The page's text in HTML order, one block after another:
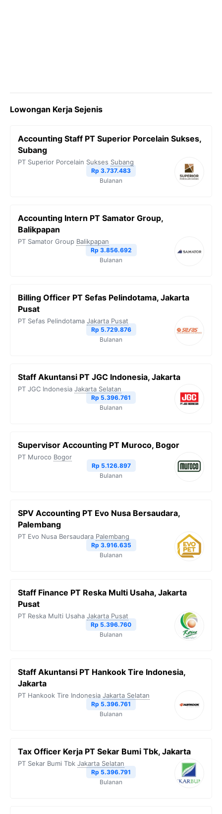
Lowongan Kerja Sejenis
Accounting Staff PT Superior Porcelain Sukses,
Subang
PT Superior Porcelain Sukses Subang
Rp 3.737.483
Bulanan
Accounting Intern PT Samator Group,
Balikpapan
PT Samator Group Balikpapan
Rp 3.856.692
Bulanan
Billing Officer PT Sefas Pelindotama, Jakarta
Pusat
PT Sefas Pelindotama Jakarta Pusat
Rp 5.729.876
Bulanan
Staff Akuntansi PT JGC Indonesia, Jakarta
PT JGC Indonesia Jakarta Selatan
Rp 5.396.761
Bulanan
Supervisor Accounting PT Muroco, Bogor
PT Muroco Bogor
Rp 5.126.897
Bulanan
SPV Accounting PT Evo Nusa Bersaudara,
Palembang
PT Evo Nusa Bersaudara Palembang
Rp 3.916.635
Bulanan
Staff Finance PT Reska Multi Usaha, Jakarta
Pusat
PT Reska Multi Usaha Jakarta Pusat
Rp 5.396.760
Bulanan
Staff Akuntansi PT Hankook Tire Indonesia,
Jakarta
PT Hankook Tire Indonesia Jakarta Selatan
Rp 5.396.761
Bulanan
Tax Officer Kerja PT Sekar Bumi Tbk, Jakarta
PT Sekar Bumi Tbk Jakarta Selatan
Rp 5.396.791
Bulanan